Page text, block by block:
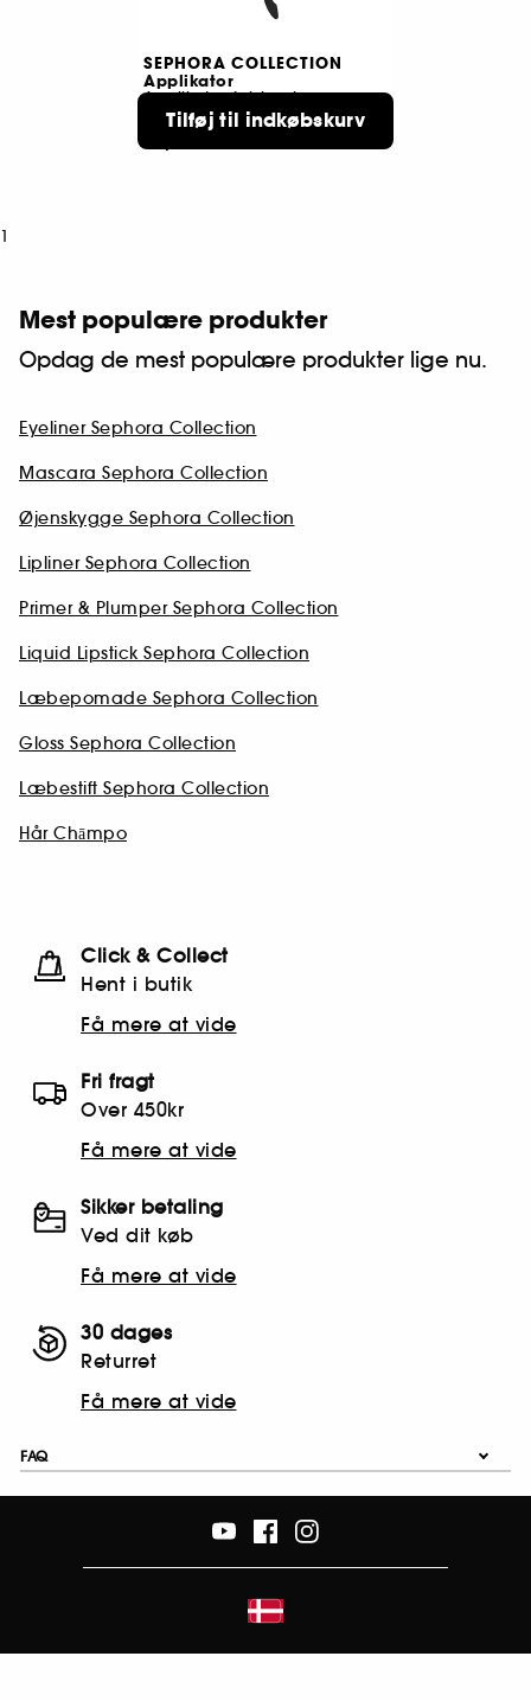
SEPHORA COLLECTION
Applikator
Applikator falske vipper
1
89,00 KR
Tilføj til indkøbskurv
1
Mest populære produkter
Opdag de mest populære produkter lige nu.
Eyeliner Sephora Collection
Mascara Sephora Collection
Øjenskygge Sephora Collection
Lipliner Sephora Collection
Primer & Plumper Sephora Collection
Liquid Lipstick Sephora Collection
Læbepomade Sephora Collection
Gloss Sephora Collection
Læbestift Sephora Collection
Hår Chāmpo
Click & Collect
Hent i butik
Få mere at vide
Fri fragt
Over 450kr
Få mere at vide
Sikker betaling
Ved dit køb
Få mere at vide
30 dages
Returret
Få mere at vide
FAQ